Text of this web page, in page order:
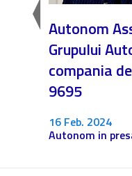
Autonom
Grupului
compania
9695
16 Feb. 2024
Autonom in